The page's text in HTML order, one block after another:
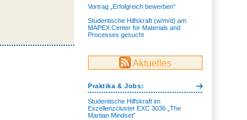
Vortrag „Erfolgreich bewerben“
Studentische Hilfskraft (w/m/d) am
MAPEX Center for Materials and
Processes gesucht
Aktuelles
Praktika & Jobs:
Studentische Hilfskraft im
Exzellenzcluster EXC 3036 „The
Martian Mindset”